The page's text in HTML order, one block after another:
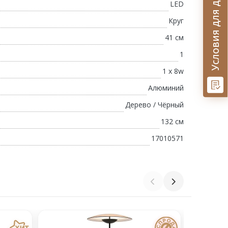
LED
Круг
41 см
1
1 х 8w
Алюминий
Дерево / Чёрный
132 см
17010571